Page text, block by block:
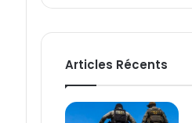
Articles Récents